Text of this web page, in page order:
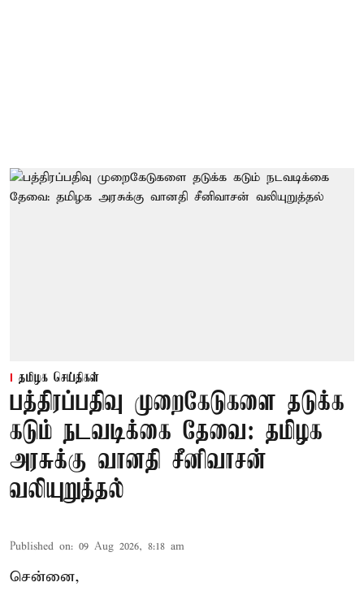
தமிழக செய்திகள்
பத்திரப்பதிவு முறைகேடுகளை தடுக்க
கடும் நடவடிக்கை தேவை: தமிழக
அரசுக்கு வானதி சீனிவாசன்
வலியுறுத்தல்
Published on: 09 Aug 2026, 8:18 am
சென்னை,